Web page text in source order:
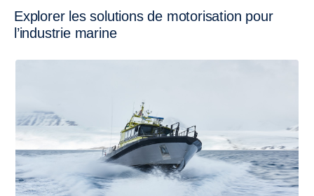
Explorer les solutions de motorisation pour
l’industrie marine